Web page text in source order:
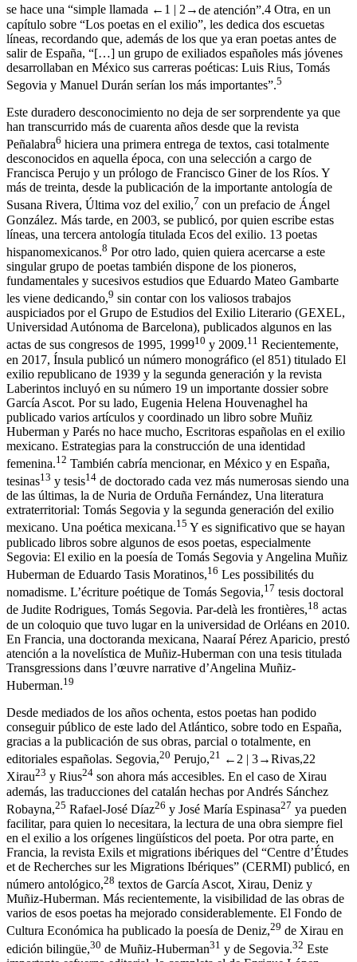
se hace una “simple llamada ←1 | 2→de atención”.4 Otra, en un
capítulo sobre “Los poetas en el exilio”, les dedica dos escuetas
líneas, recordando que, además de los que ya eran poetas antes de
salir de España, “[…] un grupo de exiliados españoles más jóvenes
desarrollaban en México sus carreras poéticas: Luis Rius, Tomás
Segovia y Manuel Durán serían los más importantes”.5
Este duradero desconocimiento no deja de ser sorprendente ya que
han transcurrido más de cuarenta años desde que la revista
Peñalabra6 hiciera una primera entrega de textos, casi totalmente
desconocidos en aquella época, con una selección a cargo de
Francisca Perujo y un prólogo de Francisco Giner de los Ríos. Y
más de treinta, desde la publicación de la importante antología de
Susana Rivera, Última voz del exilio,7 con un prefacio de Ángel
González. Más tarde, en 2003, se publicó, por quien escribe estas
líneas, una tercera antología titulada Ecos del exilio. 13 poetas
hispanomexicanos.8 Por otro lado, quien quiera acercarse a este
singular grupo de poetas también dispone de los pioneros,
fundamentales y sucesivos estudios que Eduardo Mateo Gambarte
les viene dedicando,9 sin contar con los valiosos trabajos
auspiciados por el Grupo de Estudios del Exilio Literario (GEXEL,
Universidad Autónoma de Barcelona), publicados algunos en las
actas de sus congresos de 1995, 199910 y 2009.11 Recientemente,
en 2017, Ínsula publicó un número monográfico (el 851) titulado El
exilio republicano de 1939 y la segunda generación y la revista
Laberintos incluyó en su número 19 un importante dossier sobre
García Ascot. Por su lado, Eugenia Helena Houvenaghel ha
publicado varios artículos y coordinado un libro sobre Muñiz
Huberman y Parés no hace mucho, Escritoras españolas en el exilio
mexicano. Estrategias para la construcción de una identidad
femenina.12 También cabría mencionar, en México y en España,
tesinas13 y tesis14 de doctorado cada vez más numerosas siendo una
de las últimas, la de Nuria de Orduña Fernández, Una literatura
extraterritorial: Tomás Segovia y la segunda generación del exilio
mexicano. Una poética mexicana.15 Y es significativo que se hayan
publicado libros sobre algunos de esos poetas, especialmente
Segovia: El exilio en la poesía de Tomás Segovia y Angelina Muñiz
Huberman de Eduardo Tasis Moratinos,16 Les possibilités du
nomadisme. L’écriture poétique de Tomás Segovia,17 tesis doctoral
de Judite Rodrigues, Tomás Segovia. Par-delà les frontières,18 actas
de un coloquio que tuvo lugar en la universidad de Orléans en 2010.
En Francia, una doctoranda mexicana, Naaraí Pérez Aparicio, prestó
atención a la novelística de Muñiz-Huberman con una tesis titulada
Transgressions dans l’œuvre narrative d’Angelina Muñiz-
Huberman.19
Desde mediados de los años ochenta, estos poetas han podido
conseguir público de este lado del Atlántico, sobre todo en España,
gracias a la publicación de sus obras, parcial o totalmente, en
editoriales españolas. Segovia,20 Perujo,21 ←2 | 3→Rivas,22
Xirau23 y Rius24 son ahora más accesibles. En el caso de Xirau
además, las traducciones del catalán hechas por Andrés Sánchez
Robayna,25 Rafael-José Díaz26 y José María Espinasa27 ya pueden
facilitar, para quien lo necesitara, la lectura de una obra siempre fiel
en el exilio a los orígenes lingüísticos del poeta. Por otra parte, en
Francia, la revista Exils et migrations ibériques del “Centre d’Études
et de Recherches sur les Migrations Ibériques” (CERMI) publicó, en
número antológico,28 textos de García Ascot, Xirau, Deniz y
Muñiz-Huberman. Más recientemente, la visibilidad de las obras de
varios de esos poetas ha mejorado considerablemente. El Fondo de
Cultura Económica ha publicado la poesía de Deniz,29 de Xirau en
edición bilingüe,30 de Muñiz-Huberman31 y de Segovia.32 Este